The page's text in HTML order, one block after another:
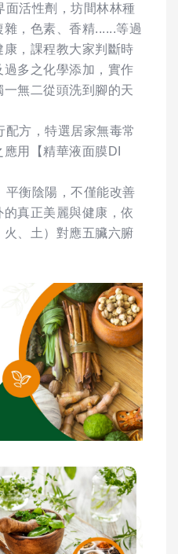
面活性劑，坊間林林種
，色素、香精......等過
，課程教大家判斷時
多之化學添加，實作
一無二從頭洗到腳的天
配方，特選居家無毒常
用【精華液面膜DI
平衡陰陽，不僅能改善
真正美麗與健康，依
、土）對應五臟六腑